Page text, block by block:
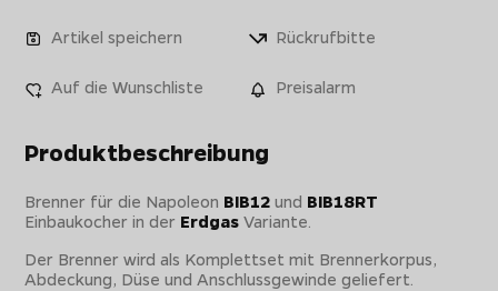
Artikel speichern Rückrufbitte
Auf die Wunschliste Preisalarm
Produktbeschreibung
Brenner für die Napoleon BIB12 und BIB18RT
Einbaukocher in der Erdgas Variante.
Der Brenner wird als Komplettset mit Brennerkorpus,
Abdeckung, Düse und Anschlussgewinde geliefert.